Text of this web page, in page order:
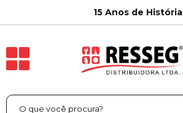
15 Anos de História